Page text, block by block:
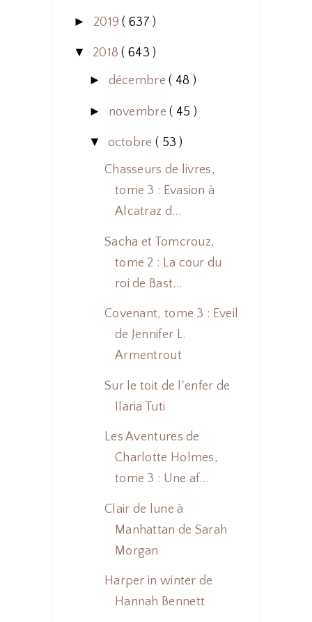
► 2019( 637 )
▼ 2018( 643 )
► décembre( 48 )
► novembre( 45 )
▼ octobre ( 53 )
Chasseurs de livres,
tome 3 : Evasion à
Alcatraz d...
Sacha et Tomcrouz,
tome 2 : La cour du
roi de Bast...
Covenant, tome 3 : Eveil
de Jennifer L.
Armentrout
Sur le toit de l'enfer de
Ilaria Tuti
Les Aventures de
Charlotte Holmes,
tome 3 : Une af...
Clair de lune à
Manhattan de Sarah
Morgan
Harper in winter de
Hannah Bennett